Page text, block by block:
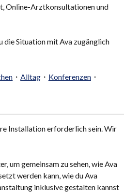
Online-Arztkonsultationen und
die Situation mit Ava zugänglich
・ Alltag ・ Konferenzen ・
Installation erforderlich sein. Wir
um gemeinsam zu sehen, wie Ava
werden kann, wie du Ava
inklusive gestalten kannst